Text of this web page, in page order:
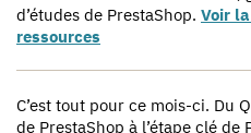
d’études de PrestaShop. Voir
ressources
C’est tout pour ce mois-ci. Du
de PrestaShop à l’étape clé de